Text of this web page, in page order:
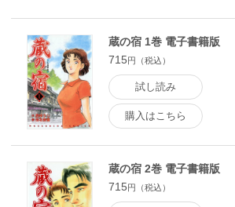
蔵の宿 1巻 電子書籍版
715円（税込）
試し読み
購入はこちら
蔵の宿 2巻 電子書籍版
715 円（税込）